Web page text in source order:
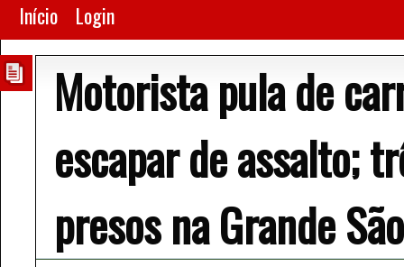
Início Login
Motorista pula de
escapar de assalto;
presos na Grande